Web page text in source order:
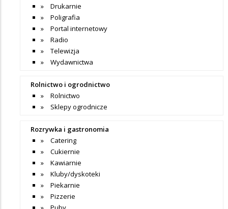
Drukarnie
Poligrafia
Portal internetowy
Radio
Telewizja
Wydawnictwa
Rolnictwo i ogrodnictwo
Rolnictwo
Sklepy ogrodnicze
Rozrywka i gastronomia
Catering
Cukiernie
Kawiarnie
Kluby/dyskoteki
Piekarnie
Pizzerie